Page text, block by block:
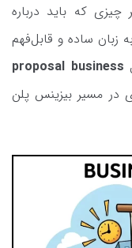
که باید درباره
زبان ساده و قابل‌فهم
proposal business
در مسیر بیزینس پلن